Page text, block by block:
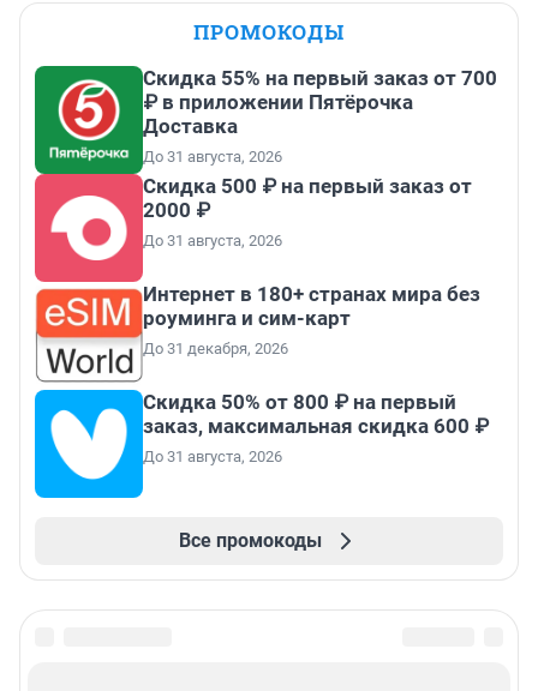
ПРОМОКОДЫ
Скидка 55% на первый заказ от 700
₽ в приложении Пятёрочка
Доставка
До 31 августа, 2026
Скидка 500 ₽ на первый заказ от
2000 ₽
До 31 августа, 2026
Интернет в 180+ странах мира без
роуминга и сим-карт
До 31 декабря, 2026
Скидка 50% от 800 ₽ на первый
заказ, максимальная скидка 600 ₽
До 31 августа, 2026
Все промокоды